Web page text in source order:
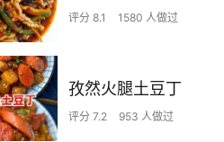
评分 8.1 1580 人做过
孜然火腿土豆丁
评分 7.2 953 人做过